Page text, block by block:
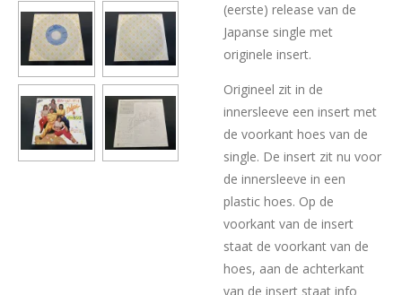
(eerste) release van de
Japanse single met
originele insert.
Origineel zit in de
innersleeve een insert met
de voorkant hoes van de
single. De insert zit nu voor
de innersleeve in een
plastic hoes. Op de
voorkant van de insert
staat de voorkant van de
hoes, aan de achterkant
van de insert staat info